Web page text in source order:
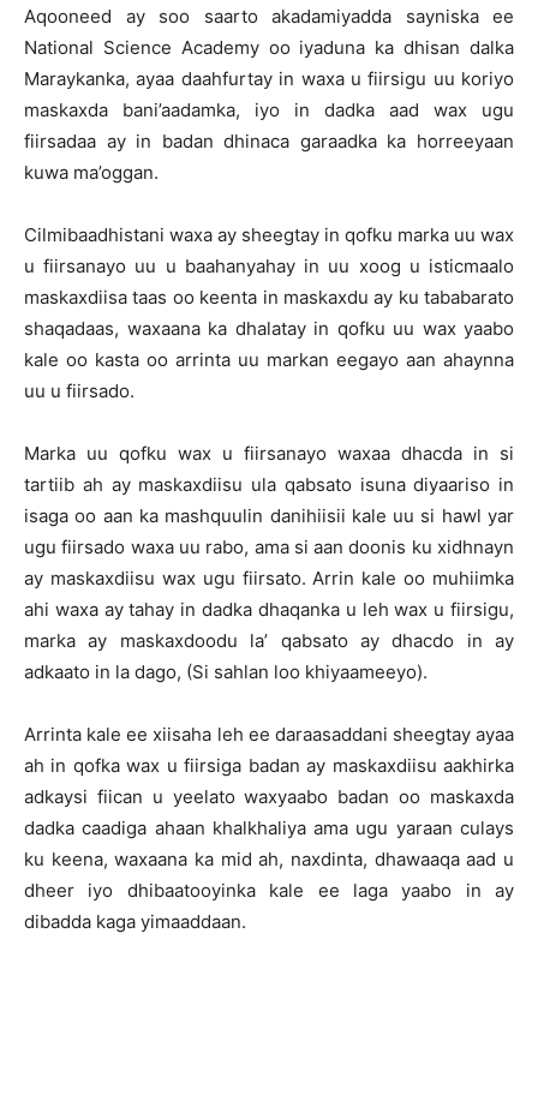
Aqooneed ay soo saarto akadamiyadda sayniska ee
National Science Academy oo iyaduna ka dhisan dalka
Maraykanka, ayaa daahfurtay in waxa u fiirsigu uu koriyo
maskaxda bani’aadamka, iyo in dadka aad wax ugu
fiirsadaa ay in badan dhinaca garaadka ka horreeyaan
kuwa ma’oggan.
Cilmibaadhistani waxa ay sheegtay in qofku marka uu wax
u fiirsanayo uu u baahanyahay in uu xoog u isticmaalo
maskaxdiisa taas oo keenta in maskaxdu ay ku tababarato
shaqadaas, waxaana ka dhalatay in qofku uu wax yaabo
kale oo kasta oo arrinta uu markan eegayo aan ahaynna
uu u fiirsado.
Marka uu qofku wax u fiirsanayo waxaa dhacda in si
tartiib ah ay maskaxdiisu ula qabsato isuna diyaariso in
isaga oo aan ka mashquulin danihiisii kale uu si hawl yar
ugu fiirsado waxa uu rabo, ama si aan doonis ku xidhnayn
ay maskaxdiisu wax ugu fiirsato. Arrin kale oo muhiimka
ahi waxa ay tahay in dadka dhaqanka u leh wax u fiirsigu,
marka ay maskaxdoodu la’ qabsato ay dhacdo in ay
adkaato in la dago, (Si sahlan loo khiyaameeyo).
Arrinta kale ee xiisaha leh ee daraasaddani sheegtay ayaa
ah in qofka wax u fiirsiga badan ay maskaxdiisu aakhirka
adkaysi fiican u yeelato waxyaabo badan oo maskaxda
dadka caadiga ahaan khalkhaliya ama ugu yaraan culays
ku keena, waxaana ka mid ah, naxdinta, dhawaaqa aad u
dheer iyo dhibaatooyinka kale ee laga yaabo in ay
dibadda kaga yimaaddaan.